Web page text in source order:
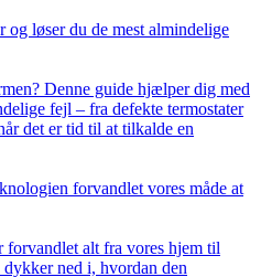
og løser du de mest almindelige
Denne guide hjælper dig med
fejl – fra defekte termostater
det er tid til at tilkalde en
forvandlet vores måde at
alt fra vores hjem til
ned i, hvordan den